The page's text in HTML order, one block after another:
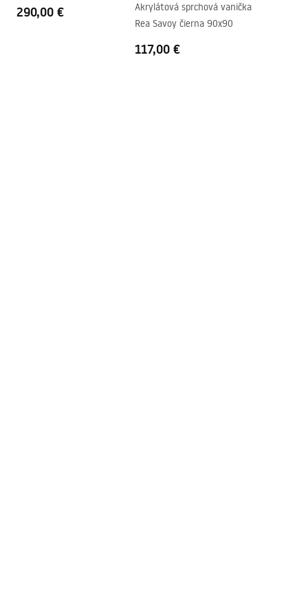
Záruka
24 mesiacov
290,00 €
Akrylátová sprchová vanička
Rea Savoy čierna 90x90
117,00 €